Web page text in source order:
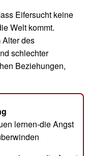
Eifersucht keine
Welt kommt.
Alter des
schlechter
Beziehungen,
lernen-die Angst